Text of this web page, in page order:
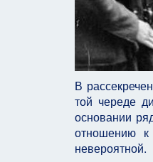
В
той череде
основании
отношению к
невероятной.